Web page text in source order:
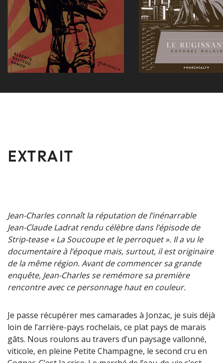
EXTRAIT
Jean-Charles connaît la réputation de l’inénarrable
Jean-Claude Ladrat rendu célèbre dans l’épisode de
Strip-tease « La Soucoupe et le perroquet ». Il a vu le
documentaire à l’époque mais, surtout, il est originaire
de la même région. Avant de commencer sa grande
enquête, Jean-Charles se remémore sa première
rencontre avec ce personnage haut en couleur.
Je passe récupérer mes camarades à Jonzac, je suis déjà
loin de l’arrière-pays rochelais, ce plat pays de marais
gâts. Nous roulons au travers d’un paysage vallonné,
viticole, en pleine Petite Champagne, le second cru en